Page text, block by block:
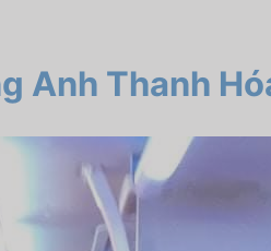
Anh Thanh